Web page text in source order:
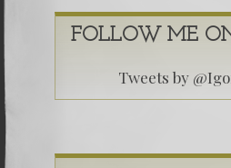
FOLLOW ME
Tweets by